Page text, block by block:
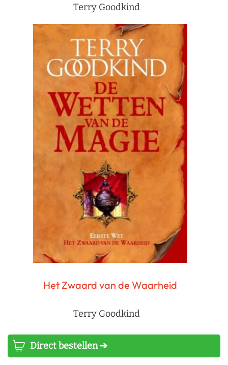
Direct bestellen ➔
Terry Goodkind
Het Zwaard van de Waarheid
Terry Goodkind